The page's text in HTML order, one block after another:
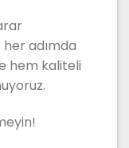
adımda
hem kaliteli